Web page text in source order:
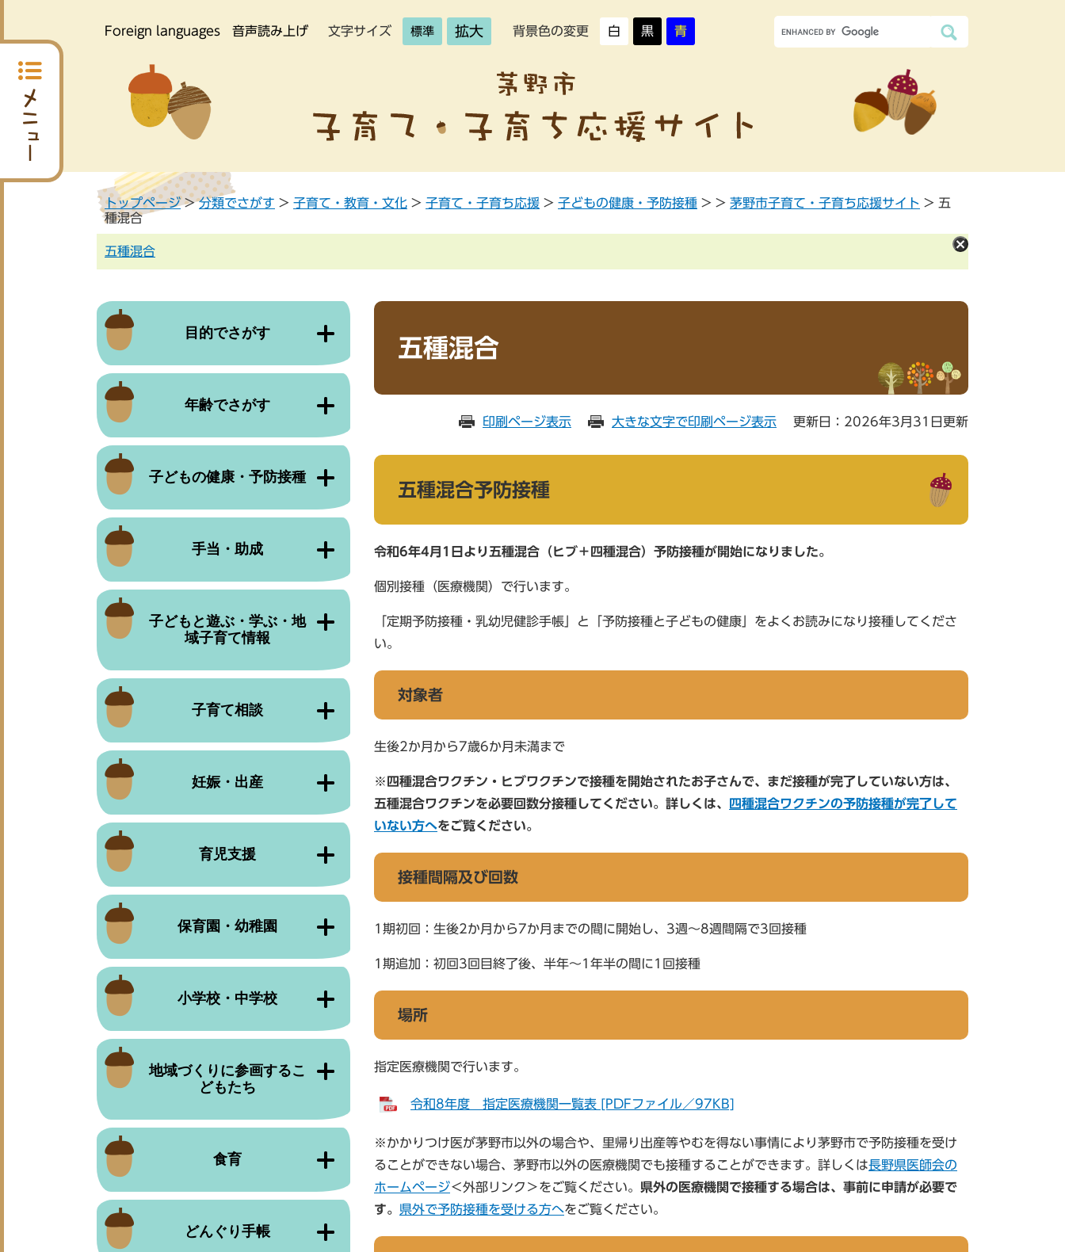
Foreign languages 音声読み上げ 文字サイズ 標準 拡大 背景色の変更 白 黒 青
トップページ >分類でさがす > 子育て・教育・文化 > 子育て・子育ち応援 > 子どもの健康・予防接種 > > 茅野市子育て・子育ち応援サイト > 五
種混合
五種混合
五種混合
印刷ページ表示 大きな文字で印刷ページ表示 更新日：2026年3月31日更新
五種混合予防接種
令和6年4月1日より五種混合（ヒブ＋四種混合）予防接種が開始になりました。
個別接種（医療機関）で行います。
「定期予防接種・乳幼児健診手帳」と「予防接種と子どもの健康」をよくお読みになり接種してくださ
い。
対象者
生後2か月から7歳6か月未満まで
※四種混合ワクチン・ヒブワクチンで接種を開始されたお子さんで、まだ接種が完了していない方は、
五種混合ワクチンを必要回数分接種してください。詳しくは、
四種混合ワクチンの予防接種が完了して
いない方へをご覧ください。
接種間隔及び回数
1期初回：生後2か月から7か月までの間に開始し、3週～8週間隔で3回接種
1期追加：初回3回目終了後、半年～1年半の間に1回接種
場所
指定医療機関で行います。
令和8年度 指定医療機関一覧表 [PDFファイル／97KB]
※かかりつけ医が茅野市以外の場合や、里帰り出産等やむを得ない事情により茅野市で予防接種を受け
ることができない場合、茅野市以外の医療機関でも接種することができます。詳しくは長野県医師会の
ホームページ＜外部リンク＞をご覧ください。 県外の医療機関で接種する場合は、事前に申請が必要で
す。 県外で予防接種を受ける方へをご覧ください。
目的でさがす
年齢でさがす
子どもの健康・予防接種
手当・助成
子どもと遊ぶ・学ぶ・地
域子育て情報
子育て相談
妊娠・出産
育児支援
保育園・幼稚園
小学校・中学校
地域づくりに参画するこ
どもたち
食育
どんぐり手帳